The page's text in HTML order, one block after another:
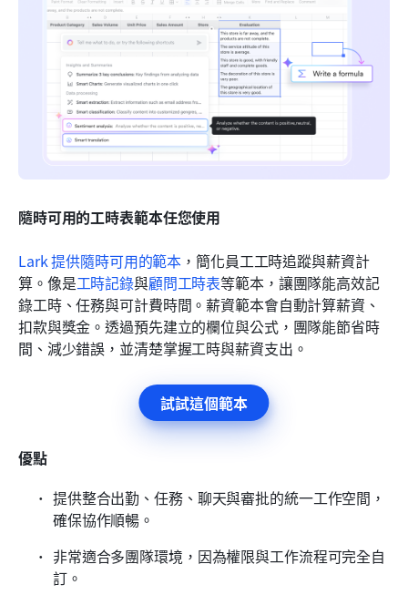
隨時可用的工時表範本任您使用
Lark 提供隨時可用的範本 ，簡化員工工時追蹤與薪資計
算。像是工時記錄與顧問工時表等範本，讓團隊能高效記
錄工時、任務與可計費時間。薪資範本會自動計算薪資、
扣款與獎金。透過預先建立的欄位與公式，團隊能節省時
間、減少錯誤，並清楚掌握工時與薪資支出。
試試這個範本
優點
提供整合出勤、任務、聊天與審批的統一工作空間，
確保協作順暢。
非常適合多團隊環境，因為權限與工作流程可完全自
訂。